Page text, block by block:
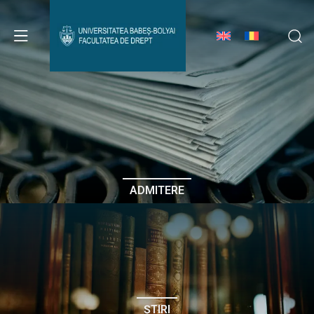
Avizier Studenți
Studii
Admitere
Erasmus & Internațional
Despre Facultate
ADMITERE
ȘTIRI